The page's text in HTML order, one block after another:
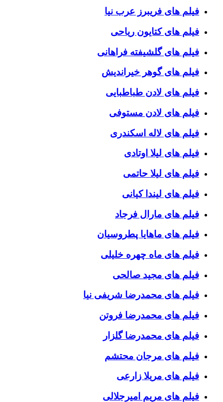
فیلم های فریبرز عرب نیا
فیلم های کتایون ریاحی
فیلم های گلشیفته فراهانی
فیلم های گوهر خیراندیش
فیلم های لادن طباطبایی
فیلم های لادن مستوفی
فیلم های لاله اسکندری
فیلم های لیلا اوتادی
فیلم های لیلا حاتمی
فیلم های لیندا کیانی
فیلم های مارال فرجاد
فیلم های ماهایا پطروسیان
فیلم های ماه چهره خلیلی
فیلم های مجید صالحی
فیلم های محمدرضا شریفی نیا
فیلم های محمدرضا فروتن
فیلم های محمدرضا گلزار
فیلم های مرجان محتشم
فیلم های مریلا زارعی
فیلم های مریم امیرجلالی